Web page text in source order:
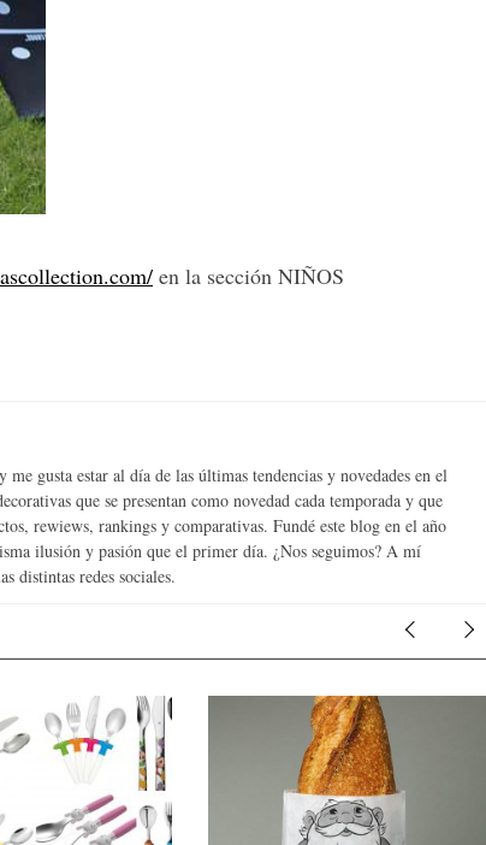
en la sección NIÑOS
gusta estar al día de las últimas tendencias y novedades en el
que se presentan como novedad cada temporada y que
rewiews, rankings y comparativas. Fundé este blog en el año
ilusión y pasión que el primer día. ¿Nos seguimos? A mí
distintas redes sociales.